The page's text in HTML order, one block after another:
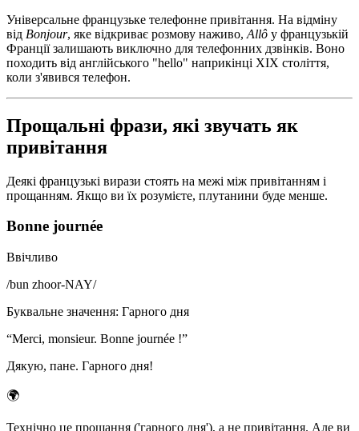
Універсальне французьке телефонне привітання. На відміну
від Bonjour, яке відкриває розмову наживо, Allô у французькій
Франції залишають виключно для телефонних дзвінків. Воно
походить від англійського "hello" наприкінці XIX століття,
коли з'явився телефон.
Прощальні фрази, які звучать як
привітання
Деякі французькі вирази стоять на межі між привітанням і
прощанням. Якщо ви їх розумієте, плутанини буде менше.
Bonne journée
Ввічливо
/bun zhoor-NAY/
Буквальне значення: Гарного дня
“Merci, monsieur. Bonne journée !”
Дякую, пане. Гарного дня!
🌍
Технічно це прощання ('гарного дня'), а не привітання. Але ви